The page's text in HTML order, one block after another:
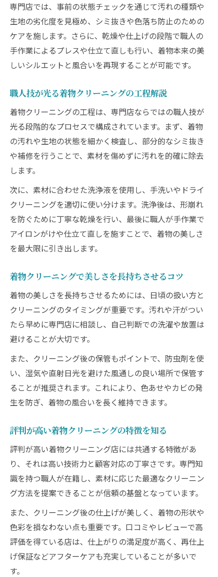
専門店では、事前の状態チェックを通じて汚れの種類や
生地の劣化度を見極め、シミ抜きや色落ち防止のための
ケアを施します。さらに、乾燥や仕上げの段階で職人の
手作業によるプレスや仕立て直しも行い、着物本来の美
しいシルエットと風合いを再現することが可能です。
職人技が光る着物クリーニングの工程解説
着物クリーニングの工程は、専門店ならではの職人技が
光る段階的なプロセスで構成されています。まず、着物
の汚れや生地の状態を細かく検査し、部分的なシミ抜き
や補修を行うことで、素材を傷めずに汚れを的確に除去
します。
次に、素材に合わせた洗浄液を使用し、手洗いやドライ
クリーニングを適切に使い分けます。洗浄後は、形崩れ
を防ぐために丁寧な乾燥を行い、最後に職人が手作業で
アイロンがけや仕立て直しを施すことで、着物の美しさ
を最大限に引き出します。
着物クリーニングで美しさを長持ちさせるコツ
着物の美しさを長持ちさせるためには、日頃の扱い方と
クリーニングのタイミングが重要です。汚れや汗がつい
たら早めに専門店に相談し、自己判断での洗濯や放置は
避けることが大切です。
また、クリーニング後の保管もポイントで、防虫剤を使
い、湿気や直射日光を避けた風通しの良い場所で保管す
ることが推奨されます。これにより、色あせやカビの発
生を防ぎ、着物の風合いを長く維持できます。
評判が高い着物クリーニングの特徴を知る
評判が高い着物クリーニング店には共通する特徴があ
り、それは高い技術力と顧客対応の丁寧さです。専門知
識を持つ職人が在籍し、素材に応じた最適なクリーニン
グ方法を提案できることが信頼の基盤となっています。
また、クリーニング後の仕上げが美しく、着物の形状や
色彩を損なわない点も重要です。口コミやレビューで高
評価を得ている店は、仕上がりの満足度が高く、再仕上
げ保証などアフターケアも充実していることが多いで
す。